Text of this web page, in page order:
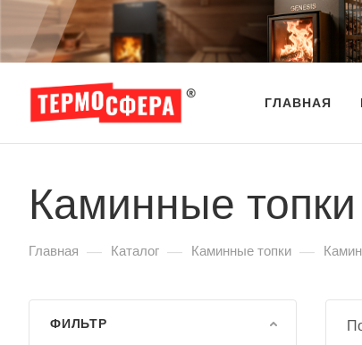
ГЛАВНАЯ
Каминные
Главная — Каталог — Каминные топки —
ФИЛЬТР